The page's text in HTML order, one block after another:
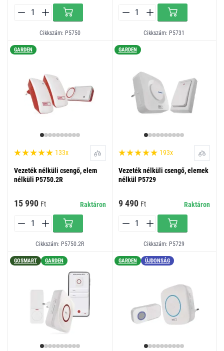
Cikkszám: P5750 Cikkszám: P5731
GARDEN
133x
Vezeték nélküli csengő, elem
nélküli P5750.2R
15 990 Ft Raktáron
Cikkszám: P5750.2R
GARDEN
193x
Vezeték nélküli csengő, elemek
nélkül P5729
9 490 Ft Raktáron
Cikkszám: P5729
GOSMART GARDEN GARDEN ÚJDONSÁG